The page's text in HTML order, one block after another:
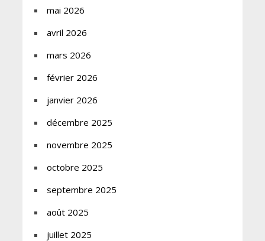
mai 2026
avril 2026
mars 2026
février 2026
janvier 2026
décembre 2025
novembre 2025
octobre 2025
septembre 2025
août 2025
juillet 2025